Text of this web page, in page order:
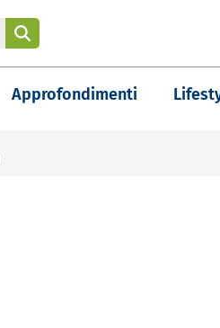
Approfondimenti